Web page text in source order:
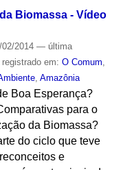
Biomassa - Vídeo
2014 — última
em: O Comum
, Amazônia
Boa Esperança?
para o
da Biomassa?
do ciclo que teve
e